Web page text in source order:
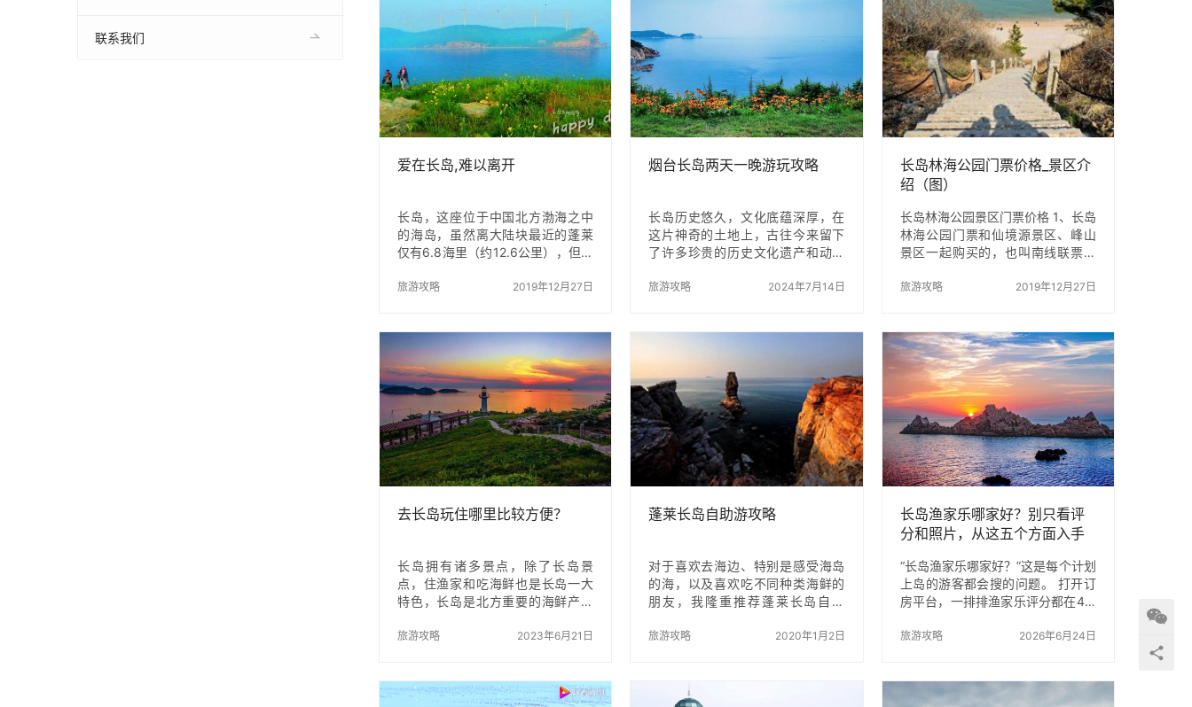
爱在长岛,难以离开
长岛，这座位于中国北方渤海之中
的海岛，虽然离大陆块最近的蓬莱
仅有6.8海里（约12.6公里），但就
一个与众不同的长岛。 如果您有机
海中的海岛。 爱在长岛，难以离开
原因一：海上长岛 通过各种导航/地
图软件，会非常明了的告知您长岛
的具体位置。位于渤海与黄海交汇
处，如珠玑一般洒落于胶东半岛与
辽东半岛之间的32座岛屿组成的长
岛，也称庙岛群岛。 因为长岛与陆
地隔海相望，景致别具一格。 或许
沿海的游人要说了，都一样的海…
旅游攻略 2019年12月27日
烟台长岛两天一晚游玩攻略
长岛历史悠久，文化底蕴深厚，在
这片神奇的土地上，古往今来留下
了许多珍贵的历史文化遗产和动人
秦朝属黄县，唐代神龙三年（公元
海活动。在长岛的大黑山岛北庄遗
址，出土了大量的文物，展示了当
时的渔猎和农耕文化。长岛还是古
代海上丝绸之路的重要驿站，在中
外经济文化交流中发挥了重要作
用。此外，长岛还流传着许多神话
传说，如“八仙过海”的故事就发生在
这里，为长岛增添了一抹神秘的色
旅游攻略 2024年7月14日
长岛林海公园门票价格_景区介
绍（图）
长岛林海公园景区门票价格 1、长岛
林海公园门票和仙境源景区、峰山
景区一起购买的，也叫南线联票，
可享受优惠，身高不满1.2米的免
里，乘车可达。 4、最佳旅游时
间：4月～11月 5、温馨提示：如果
嫌麻烦可让渔家老板代购景区门
票，代购景区门票不收服务费，具
体可与渔家联系。 长岛林海公园地
理位置图 林海公园介绍 长岛林海公
园景区，位于长岛城区最南端，北
含烽山凌空的鸟展馆，南衔玉滩堆
雪的长山尾(黄渤海分…
旅游攻略 2019年12月27日
去长岛玩住哪里比较方便？
长岛拥有诸多景点，除了长岛景
点，住渔家和吃海鲜也是长岛一大
特色，长岛是北方重要的海鲜产区
岛有什么特色渔家和住宿呢？去长
岛屿组成，宛若一串柔美的珍珠洒
旅游攻略 2023年6月21日
蓬莱长岛自助游攻略
对于喜欢去海边、特别是感受海岛
的海，以及喜欢吃不同种类海鲜的
朋友，我隆重推荐蓬莱长岛自助
自助游的方式，事先做好功课，事
好、玩的更多更自在。 其实游记不
旅游攻略 2020年1月2日
长岛渔家乐哪家好？别只看评
分和照片，从这五个方面入手
“长岛渔家乐哪家好？”这是每个计划
上岛的游客都会搜的问题。 打开订
房平台，一排排渔家乐评分都在4.5
多到四五百不等，看着都差不多。
凉菜凑数；有人住了两晚还想再
旅游攻略 2026年6月24日
联系我们